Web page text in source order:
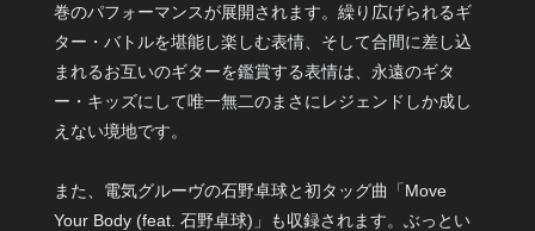
巻のパフォーマンスが展開されます。繰り広げられるギ
ター・バトルを堪能し楽しむ表情、そして合間に差し込
まれるお互いのギターを鑑賞する表情は、永遠のギタ
ー・キッズにして唯一無二のまさにレジェンドしか成し
えない境地です。
また、電気グルーヴの石野卓球と初タッグ曲「Move
Your Body (feat. 石野卓球)」も収録されます。ぶっとい